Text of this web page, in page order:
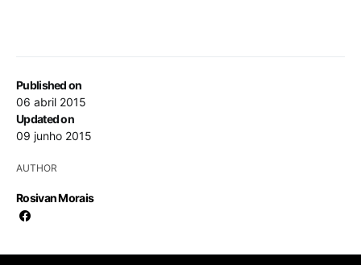
Published on
06 abril 2015
Updated on
09 junho 2015
AUTHOR
Rosivan Morais